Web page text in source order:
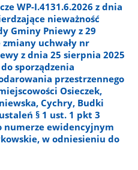
WP-I.4131.6.2026 z dnia
nieważność
Gminy Pniewy z 29
uchwały nr
z dnia 25 sierpnia 2025
sporządzenia
przestrzennego
Osieczek,
Cychry, Budki
§ 1 ust. 1 pkt 3
numerze ewidencyjnym
w odniesieniu do